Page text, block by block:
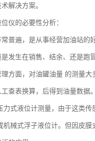
解决方案。
仪的必要性分析：
普遍，是从事经营加油站的
发生在销售、结余、还是
方面，对油罐油量 的测量
查表换算，后得到油量数
力式液位计测量，由于这类
机械式浮子液位计。但因皮